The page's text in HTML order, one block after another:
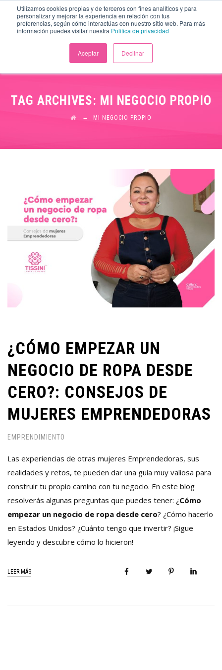
Utilizamos cookies propias y de terceros con fines analíticos y para
personalizar y mejorar la experiencia en relación con tus
preferencias, según cómo interactúas con nuestro sitio web. Para más
información puedes visitar nuestra Política de privacidad
Aceptar Declinar
TAG ARCHIVES: MI NEGOCIO PROPIO
→ MI NEGOCIO PROPIO
¿CÓMO EMPEZAR UN
NEGOCIO DE ROPA DESDE
CERO?: CONSEJOS DE
MUJERES EMPRENDEDORAS
EMPRENDIMIENTO
Las experiencias de otras mujeres Emprendedoras, sus
realidades y retos, te pueden dar una guía muy valiosa para
construir tu propio camino con tu negocio. En este blog
resolverás algunas preguntas que puedes tener: ¿Cómo
empezar un negocio de ropa desde cero? ¿Cómo hacerlo
en Estados Unidos? ¿Cuánto tengo que invertir? ¡Sigue
leyendo y descubre cómo lo hicieron!
LEER MÁS